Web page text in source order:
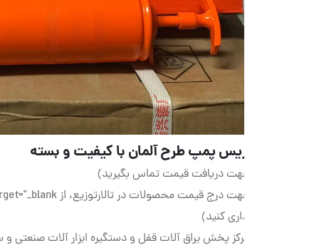
پمپ طرح آلمان با کیفیت و بسته
دریافت قیمت تماس بگیرید)
درج قیمت محصولات در تالارتوزیع، از
پخش یراق آلات قفل و دستگیره ابزار آلات صنعتی و ساختمانی